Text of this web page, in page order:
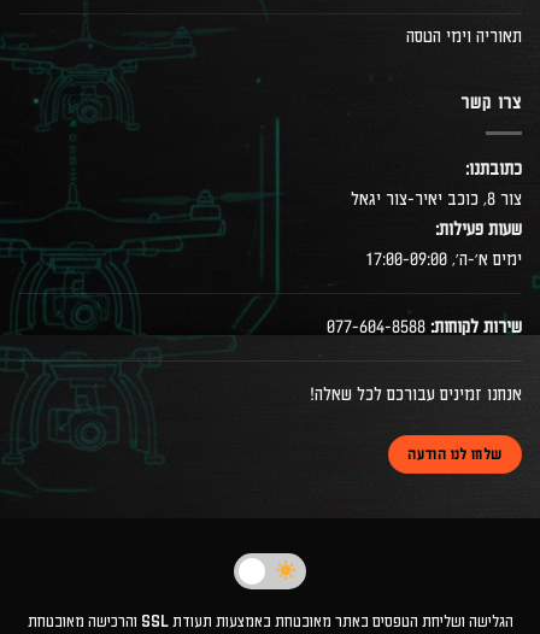
תאוריה וימי הטסה
צרו קשר
כתובתנו:
צור 8, כוכב יאיר-צור יגאל
שעות פעילות:
ימים א׳-ה׳, 17:00-09:00
שירות לקוחות:
אנחנו זמינים עבורכם לכל שאלה!
שלחו לנו הודעה
הגלישה ושליחת הטפסים באתר מאובטחת באמצעות תעודת SSL והרכישה מאובטחת